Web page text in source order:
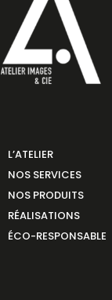
L’ATELIER
NOS SERVICES
NOS PRODUITS
RÉALISATIONS
ÉCO-RESPONSABLE